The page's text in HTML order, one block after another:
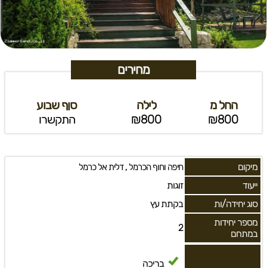
מחירים
החל מ
₪800
לילה
₪800
סןף שבוע
התקשרו
מיקום חיפה וחוף הכרמל,דלית אל כרמל
ייעוד
זוגות
סוג יחידה/ות
בקתת עץ
מספר יחידות
במתחם
2
בריכה